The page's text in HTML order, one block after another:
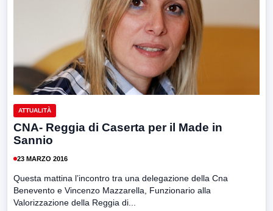
ATTUALITÀ
CNA- Reggia di Caserta per il Made in
Sannio
23 MARZO 2016
Questa mattina l’incontro tra una delegazione della Cna
Benevento e Vincenzo Mazzarella, Funzionario alla
Valorizzazione della Reggia di...